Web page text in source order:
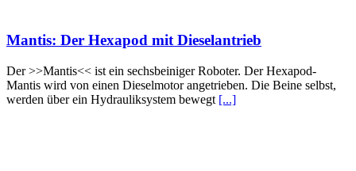
Mantis: Der Hexapod mit Dieselantrieb
Der >>Mantis<< ist ein sechsbeiniger Roboter. Der Hexapod-
Mantis wird von einen Dieselmotor angetrieben. Die Beine selbst,
werden über ein Hydrauliksystem bewegt [...]